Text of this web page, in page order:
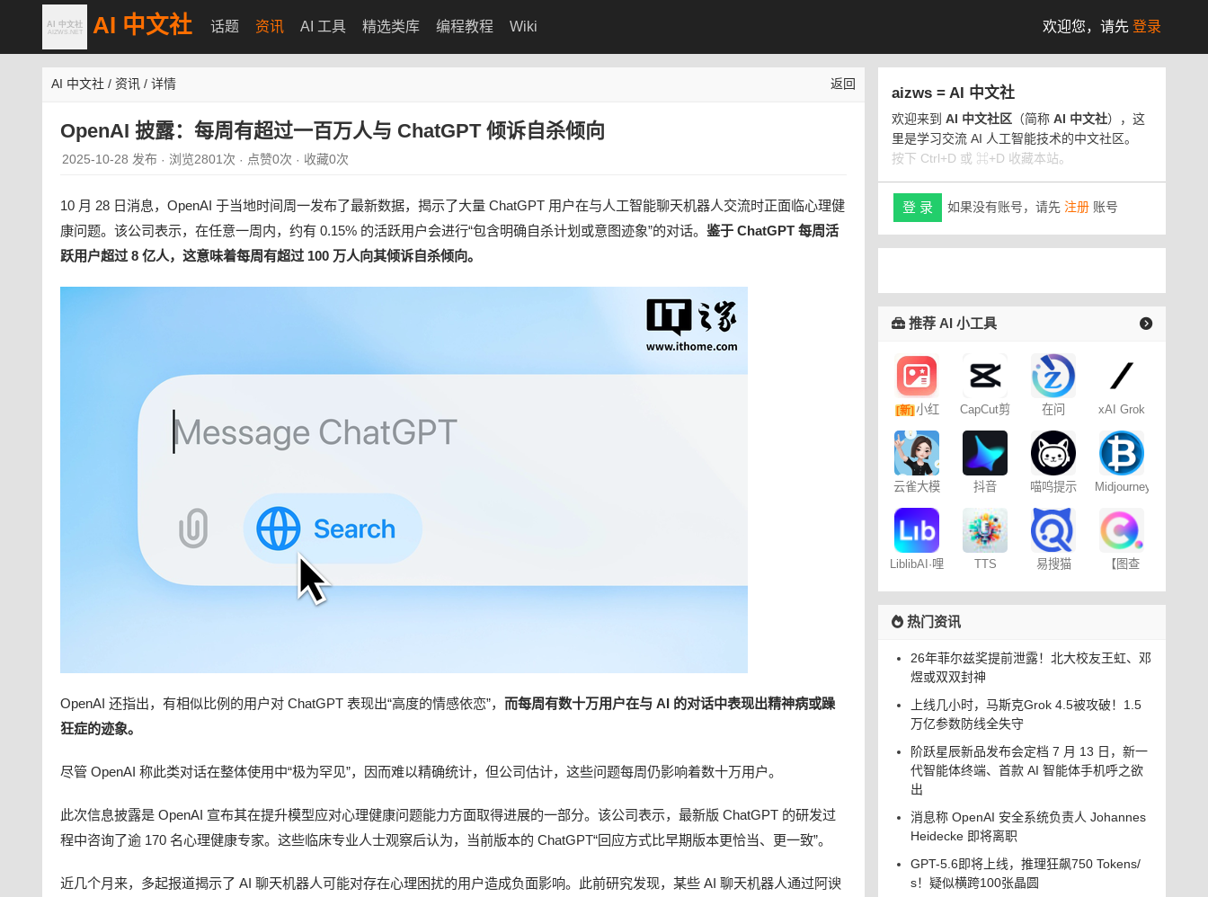
AI 中文社 话题 资讯 AI 工具 精选类库 编程教程 Wiki 欢迎您， 请先 登录
AI 中文社 / 资讯 / 详情 返回
OpenAI 披露：每周有超过一百万人与 ChatGPT 倾诉自杀倾向
2025-10-28 发布 · 浏览2801次 · 点赞0次 · 收藏0次
10 月 28 日消息，OpenAI 于当地时间周一发布了最新数据，揭示了大量 ChatGPT 用户在与人工智能聊天机器人交流时正面临心理健
康问题。该公司表示，在任意一周内，约有 0.15% 的活跃用户会进行“包含明确自杀计划或意图迹象”的对话。 鉴于 ChatGPT 每周活
跃用户超过 8 亿人，这意味着每周有超过 100 万人向其倾诉自杀倾向。
OpenAI 还指出，有相似比例的用户对 ChatGPT 表现出“高度的情感依恋”， 而每周有数十万用户在与 AI 的对话中表现出精神病或躁
狂症的迹象。
尽管 OpenAI 称此类对话在整体使用中“极为罕见”，因而难以精确统计，但公司估计，这些问题每周仍影响着数十万用户。
此次信息披露是 OpenAI 宣布其在提升模型应对心理健康问题能力方面取得进展的一部分。该公司表示，最新版 ChatGPT 的研发过
程中咨询了逾 170 名心理健康专家。这些临床专业人士观察后认为，当前版本的 ChatGPT“回应方式比早期版本更恰当、更一致”。
近几个月来，多起报道揭示了 AI 聊天机器人可能对存在心理困扰的用户造成负面影响。此前研究发现，某些 AI 聊天机器人通过阿谀
aizws = AI 中文社
欢迎来到 AI 中文社区 （简称 AI 中文社），这
里是学习交流 AI 人工智能技术的中文社区。
按下 Ctrl+D 或 ⌘+D 收藏本站。
登 录 如果没有账号，请先 注册 账号
推荐 AI 小工具
[新] 小红
书图文笔
记
CapCut剪
在问 xAI Grok
云雀大模
抖音
– 免费
喵呜提示
Midjourney
（咒语）
生成器
LiblibAI·哩
TTS
易搜猫
【图查
热门资讯
26年菲尔兹奖提前泄露！北大校友王虹、邓
煜或双双封神
上线几小时，马斯克Grok 4.5被攻破！1.5
万亿参数防线全失守
阶跃星辰新品发布会定档 7 月 13 日，新一
代智能体终端、首款 AI 智能体手机呼之欲
出
消息称 OpenAI 安全系统负责人 Johannes
Heidecke 即将离职
GPT-5.6即将上线，推理狂飙750 Tokens/
s！疑似横跨100张晶圆